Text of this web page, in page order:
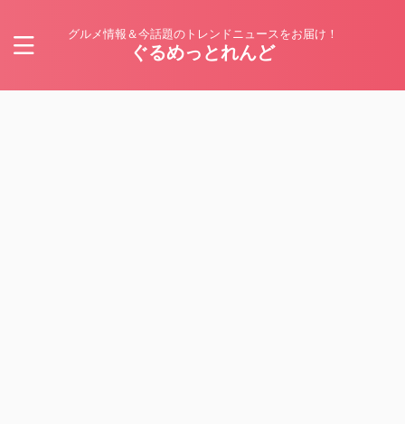
グルメ情報＆今話題のトレンドニュースをお届け！
ぐるめっとれんど